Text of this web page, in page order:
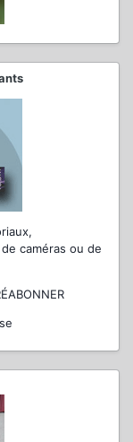
caméras ou de